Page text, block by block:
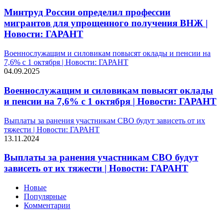
Минтруд России определил профессии
мигрантов для упрощенного получения ВНЖ |
Новости: ГАРАНТ
Военнослужащим и силовикам повысят оклады и пенсии на
7,6% с 1 октября | Новости: ГАРАНТ
04.09.2025
Военнослужащим и силовикам повысят оклады
и пенсии на 7,6% с 1 октября | Новости: ГАРАНТ
Выплаты за ранения участникам СВО будут зависеть от их
тяжести | Новости: ГАРАНТ
13.11.2024
Выплаты за ранения участникам СВО будут
зависеть от их тяжести | Новости: ГАРАНТ
Новые
Популярные
Комментарии